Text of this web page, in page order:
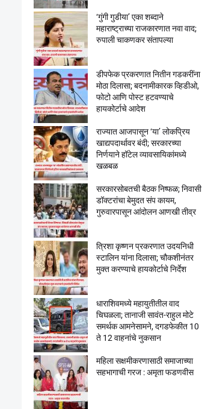
‘गुंगी गुडीया’ एका शब्दाने
महाराष्ट्राच्या राजकारणात नवा वाद;
रुपाली चाकणकर संतापल्या
डीपफेक प्रकरणात नितीन गडकरींना
मोठा दिलासा; बदनामीकारक व्हिडीओ,
फोटो आणि पोस्ट हटवण्याचे
हायकोर्टाचे आदेश
राज्यात आजपासून ‘या’ लोकप्रिय
खाद्यपदार्थावर बंदी; सरकारच्या
निर्णयाने हॉटेल व्यावसायिकांमध्ये
खळबळ
सरकारसोबतची बैठक निष्फळ; निवासी
डॉक्टरांचा बेमुदत संप कायम,
गुरुवारपासून आंदोलन आणखी तीव्र
त्रिशा कृष्णन प्रकरणात उदयनिधी
स्टालिन यांना दिलासा; चौकशीनंतर
मुक्त करण्याचे हायकोर्टाचे निर्देश
धाराशिवमध्ये महायुतीतील वाद
चिघळला; तानाजी सावंत-राहुल मोटे
समर्थक आमनेसामने, दगडफेकीत 10
ते 12 वाहनांचे नुकसान
महिला सक्षमीकरणासाठी समाजाच्या
सहभागाची गरज : अमृता फडणवीस